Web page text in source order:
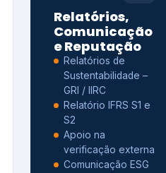
Relatórios,
Comunicação
e Reputação
Relatórios de
Sustentabilidade –
GRI / IIRC
Relatório IFRS S1 e
S2
Apoio na
verificação externa
Comunicação ESG